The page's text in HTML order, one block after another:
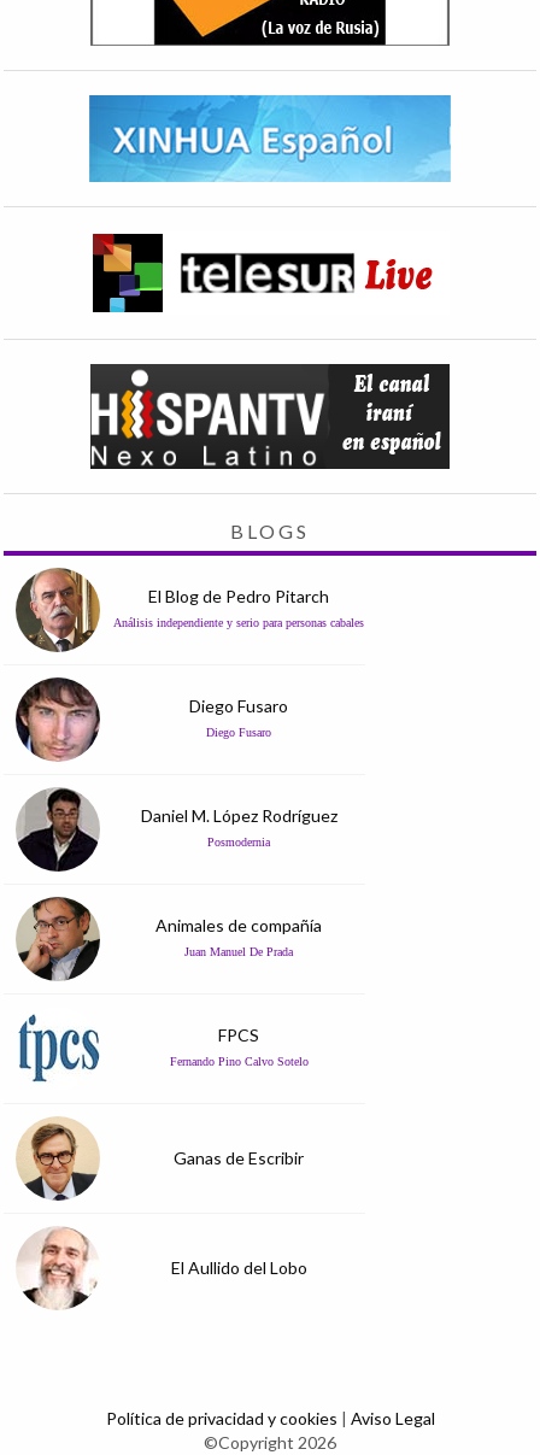
BLOGS
El Blog de Pedro Pitarch
Análisis independiente y serio para personas cabales
Diego Fusaro
Diego Fusaro
Daniel M. López Rodríguez
Posmodernia
Animales de compañía
Juan Manuel De Prada
FPCS
Fernando Pino Calvo Sotelo
Ganas de Escribir
El Aullido del Lobo
Política de privacidad y cookies | Aviso Legal
©Copyright 2026